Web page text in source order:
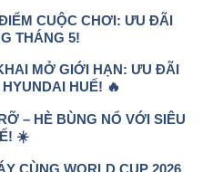
CUỘC CHƠI: ƯU ĐÃI
THÁNG 5!
MỞ GIỚI HẠN: ƯU ĐÃI
HUẾ! 🔥
– HÈ BÙNG NỔ VỚI SIÊU
☀️
CÙNG WORLD CUP 2026